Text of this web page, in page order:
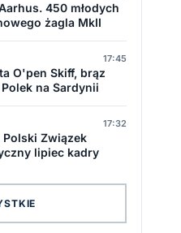
450 młodych
żagla MkII
17:45
O'pen Skiff, brąz
na Sardynii
17:32
Związek
lipiec kadry